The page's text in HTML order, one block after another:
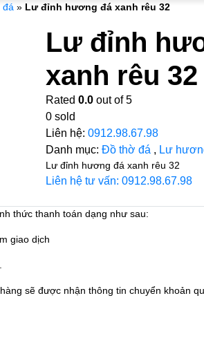
đá » Lư đỉnh hương đá xanh rêu 32
Lư đỉnh
xanh rêu 32
Rated 0.0 out of 5
0 sold
Liên hệ: 0912.98.67.98
Danh mục: Đồ thờ đá , Lư
Lư đỉnh hương đá xanh rêu 32
Liên hệ tư vấn: 0912.98.67.98
thức thanh toán dạng như sau:
giao dịch
sẽ được nhận thông tin chuyển khoản